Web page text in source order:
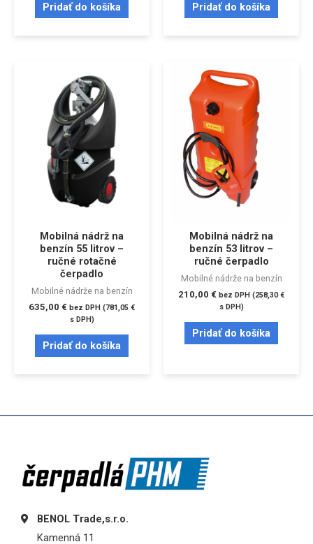
Pridať do košíka Pridať do košíka
Mobilná nádrž na
benzín 55 litrov –
ručné rotačné
čerpadlo
Mobilné nádrže na benzín
635,00 € bez DPH (781,05 €
s DPH)
Pridať do košíka
Mobilná nádrž na
benzín 53 litrov –
ručné čerpadlo
Mobilné nádrže na benzín
210,00 € bez DPH (258,30€
s DPH)
Pridať do košíka
BENOL Trade,s.r.o.
Kamenná 11